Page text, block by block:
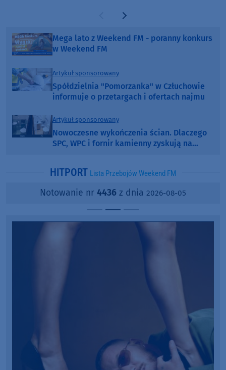
Poprzednia strona
Następna strona
Mega lato z Weekend FM - poranny konkurs
w Weekend FM
Artykuł sponsorowany
Spółdzielnia "Pomorzanka" w Człuchowie
informuje o przetargach i ofertach najmu
Artykuł sponsorowany
Nowoczesne wykończenia ścian. Dlaczego
SPC, WPC i fornir kamienny zyskują na
HITPORT Lista Przebojów Weekend FM
Notowanie nr 4436 z dnia 2026-08-05